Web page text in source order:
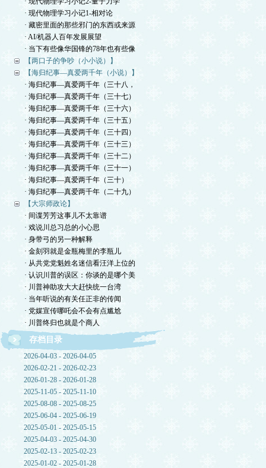
· 现代物理学习小记1-相对论
· 藏密里面的那些邪门的东西或来源
· AI/机器人百年发展展望
· 当下有些像华国锋的78年也有些像
【两口子的争吵（小小说）】
【海归纪事—真爱两千年（小说）】
· 海归纪事—真爱两千年（三十八，
· 海归纪事—真爱两千年（三十七）
· 海归纪事—真爱两千年（三十六）
· 海归纪事—真爱两千年（三十五）
· 海归纪事—真爱两千年（三十四）
· 海归纪事—真爱两千年（三十三）
· 海归纪事—真爱两千年（三十二）
· 海归纪事—真爱两千年（三十一）
· 海归纪事—真爱两千年（三十）
· 海归纪事—真爱两千年（二十九）
【大宗师政论】
· 间谍芳芳这事儿不太靠谱
· 戏说川总习总的小心思
· 身带弓的另一种解释
· 金刻羽就是金瓶梅里的李瓶儿
· 从共党党魁姓名迷信看汪洋上位的
· 认识川普的误区：你谈的是哪个美
· 川普神助攻大大赶快统一台湾
· 当年听说的有关任正非的传闻
· 党媒宣传哪吒会不会有点尴尬
· 川普终归也就是个商人
存档目录
2026-04-03 - 2026-04-05
2026-02-21 - 2026-02-23
2026-01-28 - 2026-01-28
2025-11-05 - 2025-11-10
2025-08-08 - 2025-08-25
2025-06-04 - 2025-06-19
2025-05-01 - 2025-05-15
2025-04-03 - 2025-04-30
2025-02-13 - 2025-02-23
2025-01-02 - 2025-01-28